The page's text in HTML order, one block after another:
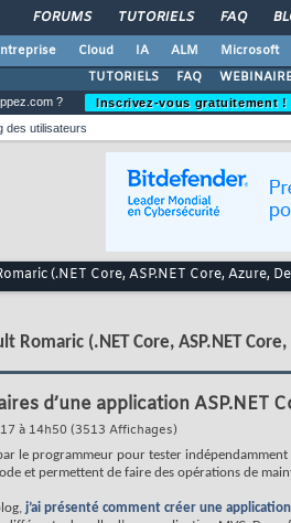
FORUMS TUTORIELS FAQ
Cloud IA ALM Microsoft
TUTORIELS
FAQ
?
Inscrivez-vous gratuitement !
des utilisateurs
(.NET Core, ASP.NET Core, Azure,
Romaric (.NET Core, ASP.NET
d’une application ASP.NET
à 14h50 (3513 Affichages)
le programmeur pour tester
et permettent de faire des opérations de
j’ai présenté comment créer une